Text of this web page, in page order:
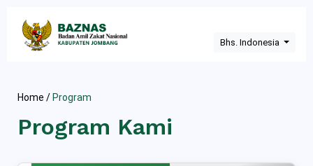
Bhs. Indonesia
Home / Program
Program Kami